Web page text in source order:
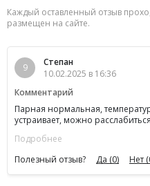
Каждый оставленный отзыв
размещен на сайте.
9
Степан
10.02.2025 в 16:36
Комментарий
Парная нормальная,
устраивает, можно
Подробнее
Полезный отзыв?
Да (0) Нет